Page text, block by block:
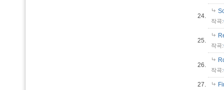
24.
작곡:
25.
작곡:
26.
작곡:
27.